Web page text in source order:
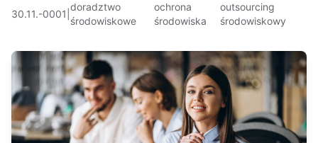
30.11.-0001
doradztwo
środowiskowe
ochrona
środowiska
outsourcing
środowiskowy